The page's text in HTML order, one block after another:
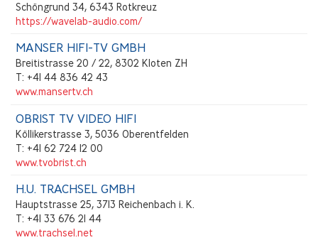
Schöngrund 34, 6343 Rotkreuz
https://wavelab-audio.com/
MANSER HIFI-TV GMBH
Breitistrasse 20 / 22, 8302 Kloten ZH
T: +41 44 836 42 43
www.mansertv.ch
OBRIST TV VIDEO HIFI
Köllikerstrasse 3, 5036 Oberentfelden
T: +41 62 724 12 00
www.tvobrist.ch
H.U. TRACHSEL GMBH
Hauptstrasse 25, 3713 Reichenbach i. K.
T: +41 33 676 21 44
www.trachsel.net